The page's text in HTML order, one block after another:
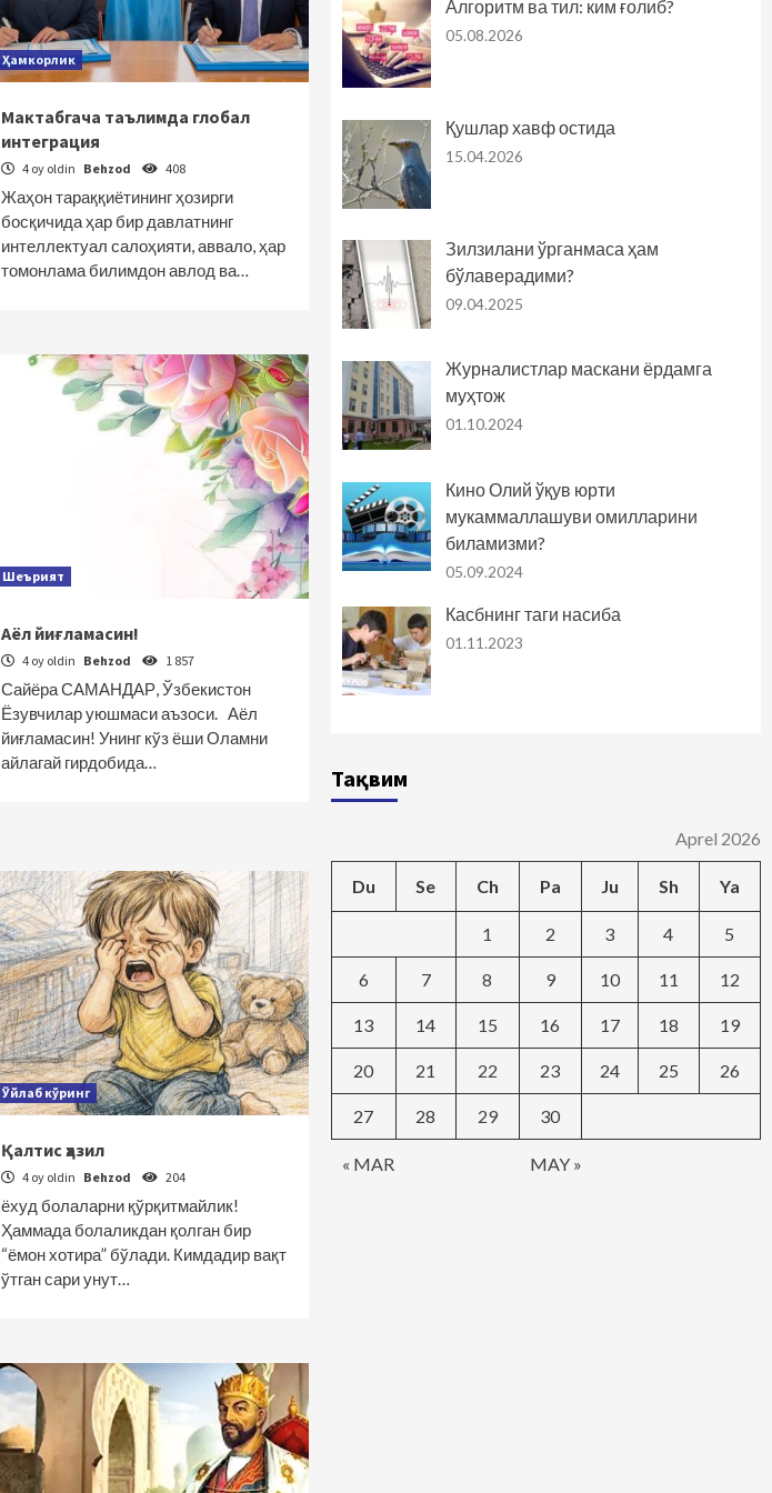
Ҳамкорлик
Мактабгача таълимда глобал
интеграция
4 oy oldin Behzod 408
Жаҳон тараққиётининг ҳозирги
босқичида ҳар бир давлатнинг
интеллектуал салоҳияти, аввало, ҳар
томонлама билимдон авлод ва…
Шеърият
Аёл йиғламасин!
4 oy oldin Behzod 1 857
Сайёра САМАНДАР, Ўзбекистон
Ёзувчилар уюшмаси аъзоси. Аёл
йиғламасин! Унинг кўз ёши Оламни
айлагай гирдобида…
Ўйлаб кўринг
Қалтис ҳазил
4 oy oldin Behzod 204
ёхуд болаларни қўрқитмайлик!
Ҳаммада болаликдан қолган бир
“ёмон хотира” бўлади. Кимдадир вақт
ўтган сари унут…
Алгоритм ва тил: ким ғолиб?
05.08.2026
Қушлар хавф остида
15.04.2026
Зилзилани ўрганмаса ҳам
бўлаверадими?
09.04.2025
Журналистлар маскани ёрдамга
муҳтож
01.10.2024
Кино Олий ўқув юрти
мукаммаллашуви омилларини
биламизми?
05.09.2024
Касбнинг таги насиба
01.11.2023
Тақвим
Aprel 2026
Du Se Ch Pa Ju Sh Ya
« MAR MAY »
1 2 3 4 5
6 7 8 9 10 11 12
13 14 15 16 17 18 19
20 21 22 23 24 25 26
27 28 29 30